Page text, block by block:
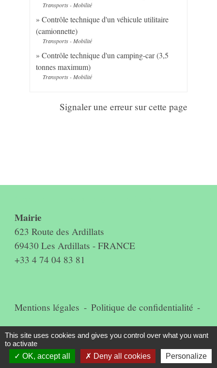
Transports - Mobilité
Contrôle technique d'un véhicule utilitaire
(camionnette)
Transports - Mobilité
Contrôle technique d'un camping-car (3,5
tonnes maximum)
Transports - Mobilité
Signaler une erreur sur cette page
Mairie
623 Route des Ardillats
69430 Les Ardillats - FRANCE
+33 4 74 04 83 81
Mentions légales - Politique de confidentialité -
Accessibilité - Plan du site -
Gestion des cookies
This site uses cookies and gives you control over what you want
to activate
OK, accept all
Deny all cookies Personalize